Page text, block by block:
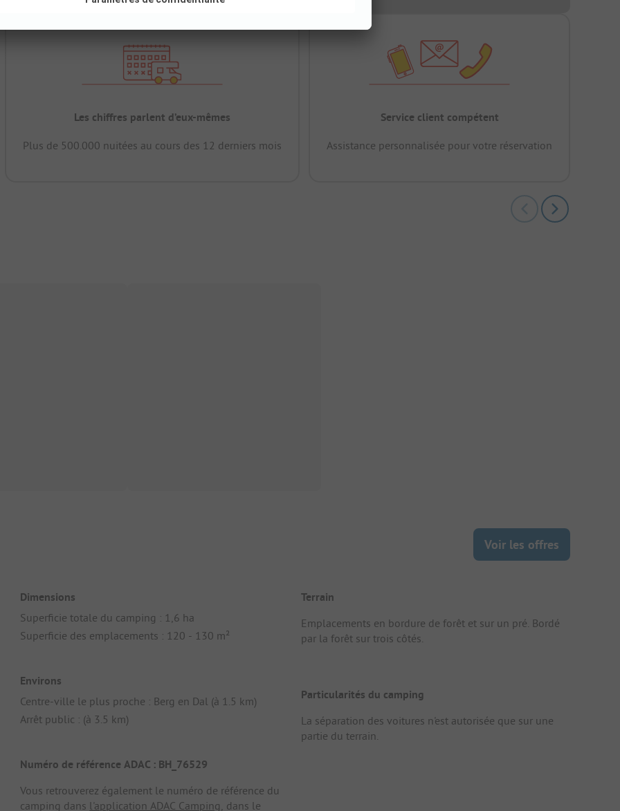
Les chiffres parlent d’eux-mêmes
Plus de 500.000 nuitées au cours des 12 derniers mois
Service client compétent
Assistance personnalisée pour votre réservation
Voir les offres
Dimensions
Superficie totale du camping : 1,6 ha
Superficie des emplacements : 120 - 130 m²
Environs
Centre-ville le plus proche : Berg en Dal (à 1.5 km)
Arrêt public : (à 3.5 km)
Numéro de référence ADAC : BH_76529
Vous retrouverez également le numéro de référence du
camping dans l'application ADAC Camping, dans le
Terrain
Emplacements en bordure de forêt et sur un pré. Bordé
par la forêt sur trois côtés.
Particularités du camping
La séparation des voitures n'est autorisée que sur une
partie du terrain.